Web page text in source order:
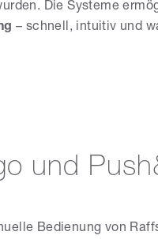
Die Systeme
– schnell, intuitiv und
und
Bedienung von